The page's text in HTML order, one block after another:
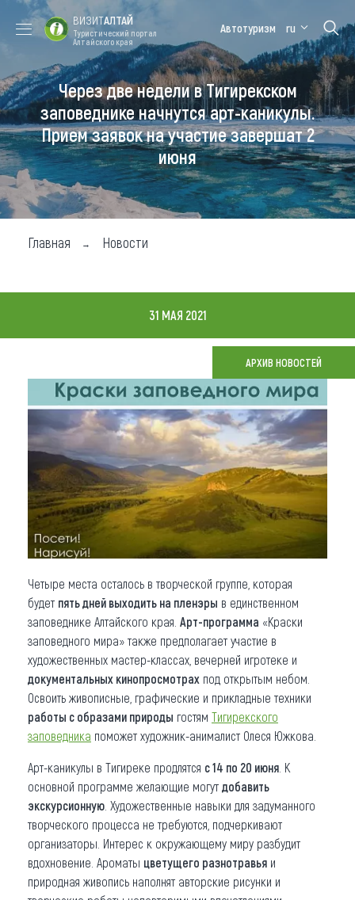
Форум VISIT
ALTAI
Цветение
маральника
Медицинский
форум
Алтайская
зимовка
Туры
Где побывать
Чем заняться
Где остановиться
Что привезти (сувениры)
О регионе
Коллекция впечатлений
Другие рубрики
ВИЗИТАЛТАЙ
Туристический портал
Алтайского края
Автотуризм ru
Через две недели в Тигирекском
заповеднике начнутся арт-каникулы.
Прием заявок на участие завершат 2
июня
Главная Новости
31 МАЯ 2021
АРХИВ НОВОСТЕЙ
Четыре места осталось в творческой группе, которая
будет пять дней выходить на пленэры в единственном
заповеднике Алтайского края. Арт-программа «Краски
заповедного мира» также предполагает участие в
художественных мастер-классах, вечерней игротеке и
документальных кинопросмотрах под открытым небом.
Освоить живописные, графические и прикладные техники
работы с образами природы гостям Тигирекского
заповедника поможет художник-анималист Олеся Южкова.
Арт-каникулы в Тигиреке продлятся с 14 по 20 июня . К
основной программе желающие могут добавить
экскурсионную . Художественные навыки для задуманного
творческого процесса не требуются, подчеркивают
организаторы. Интерес к окружающему миру разбудит
вдохновение. Ароматы цветущего разнотравья и
природная живопись наполнят авторские рисунки и